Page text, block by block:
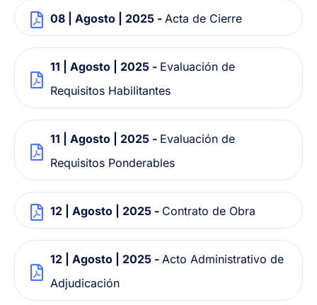
08 | Agosto | 2025 - Acta de Cierre
11 | Agosto | 2025 - Evaluación de
Requisitos Habilitantes
11 | Agosto | 2025 - Evaluación de
Requisitos Ponderables
12 | Agosto | 2025 - Contrato de Obra
12 | Agosto | 2025 - Acto Administrativo de
Adjudicación